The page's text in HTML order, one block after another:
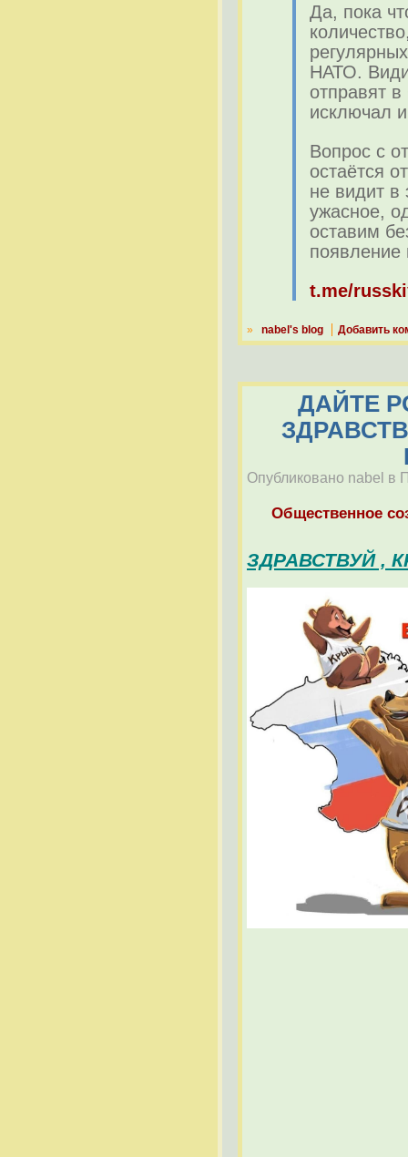
Да, пока
НАТО.
отправят
исключал
Вопрос с
остаётся
не видит в
ужасное,
оставим
t.me/
» nabel's blog Добавить
ДАЙТЕ
Опубликовано nabel в
Общественное
ЗДРАВСТВУЙ ,